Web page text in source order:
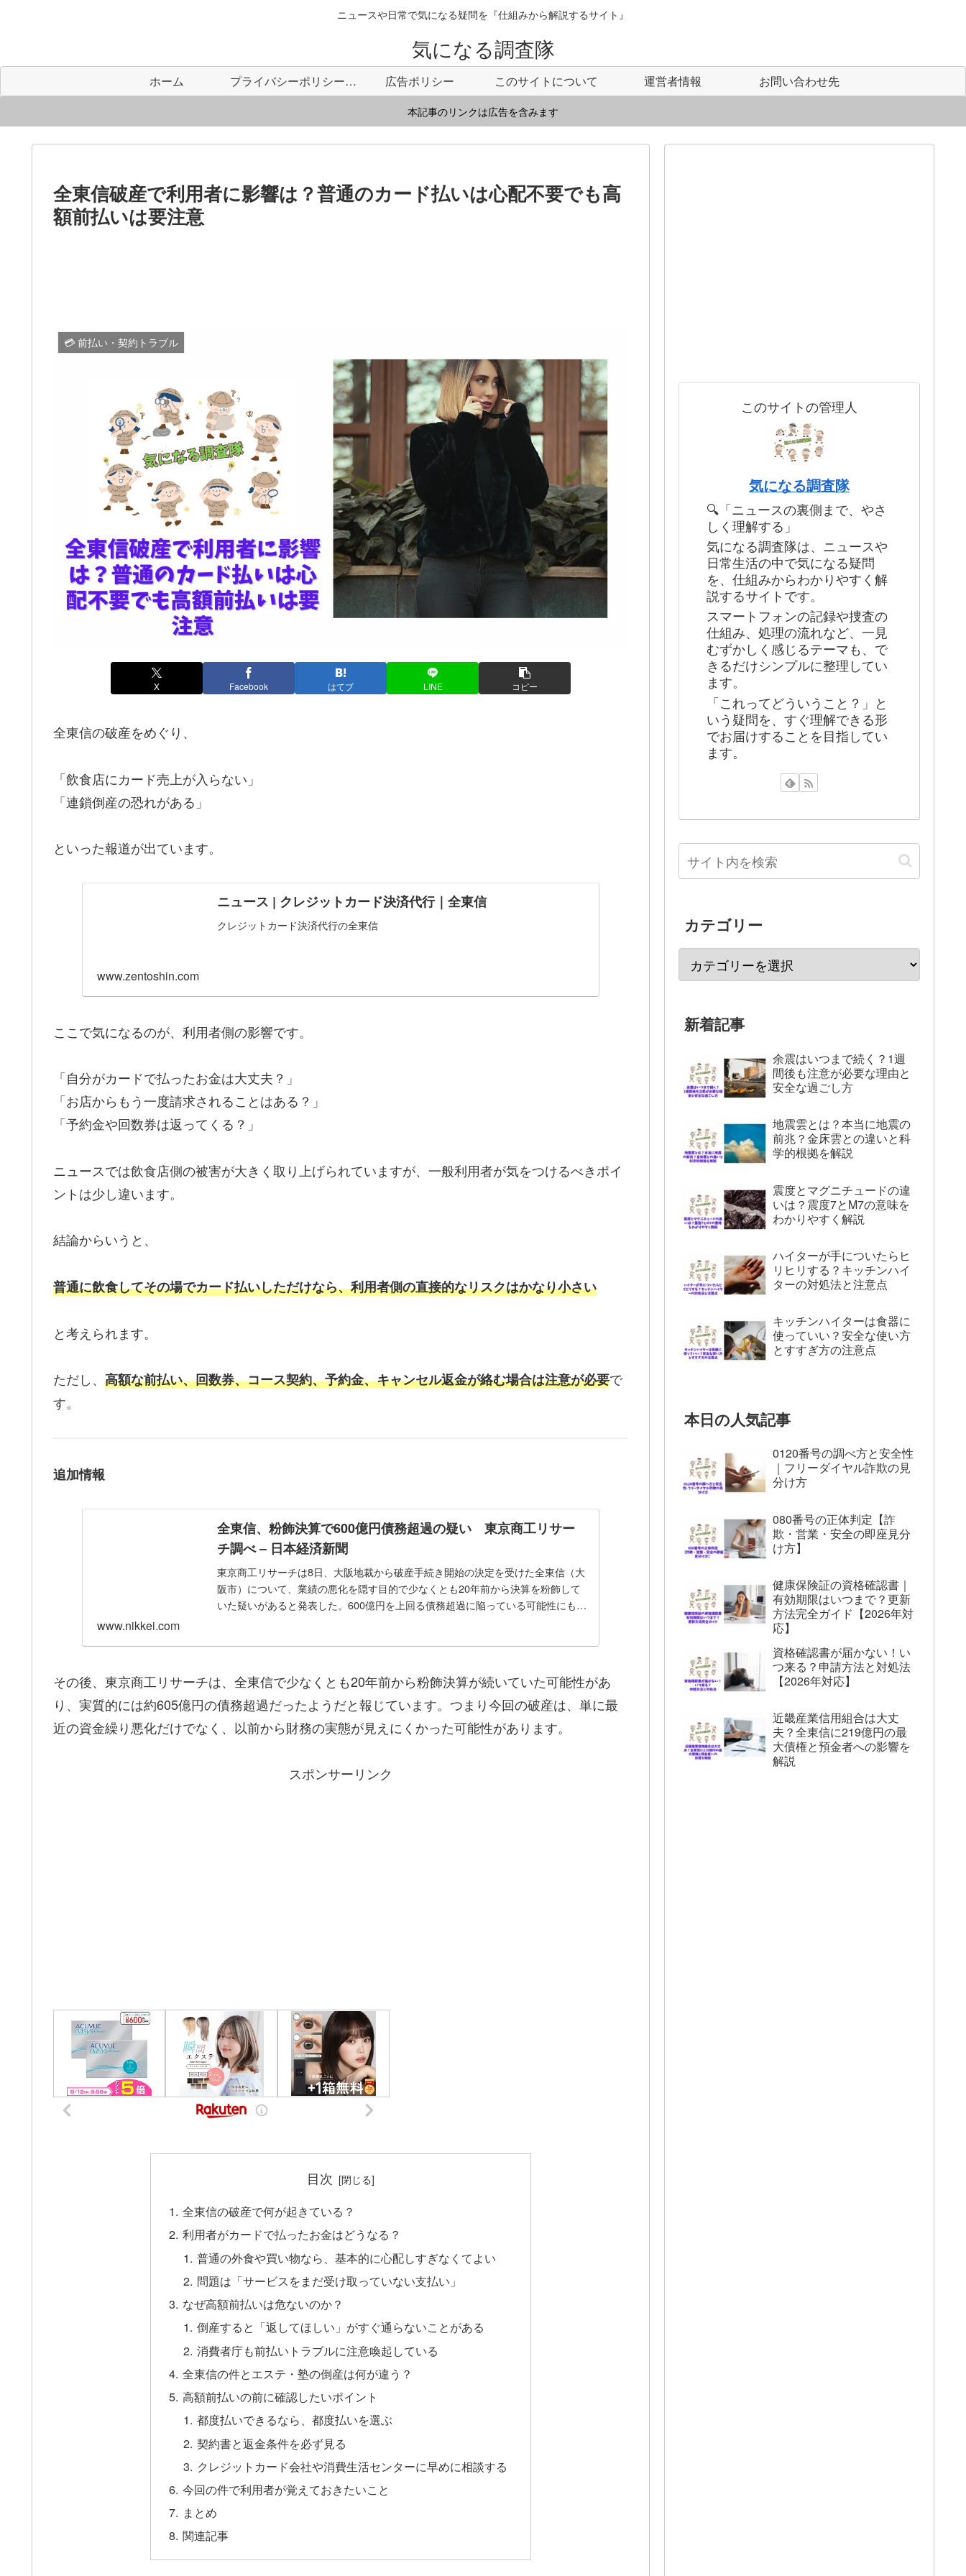
ニュースや日常で気になる疑問を『仕組みから解説するサイト』
気になる調査隊
ホーム プライバシーポリシー・免責事項 広告ポリシー このサイトについて 運営者情報 お問い合わせ先
本記事のリンクは広告を含みます
全東信破産で利用者に影響は？普通のカード払いは心配不要でも高
額前払いは要注意
💳 前払い・契約トラブル
X Facebook はてブ LINE コピー
全東信の破産をめぐり、
「飲食店にカード売上が入らない」
「連鎖倒産の恐れがある」
といった報道が出ています。
ニュース | クレジットカード決済代行｜全東信
クレジットカード決済代行の全東信
www.zentoshin.com
ここで気になるのが、利用者側の影響です。
「自分がカードで払ったお金は大丈夫？」
「お店からもう一度請求されることはある？」
「予約金や回数券は返ってくる？」
ニュースでは飲食店側の被害が大きく取り上げられていますが、一般利用者が気をつけるべきポイ
ントは少し違います。
結論からいうと、
普通に飲食してその場でカード払いしただけなら、利用者側の直接的なリスクはかなり小さい
と考えられます。
ただし、 高額な前払い、回数券、コース契約、予約金、キャンセル返金が絡む場合は注意が必要で
す。
追加情報
全東信、粉飾決算で600億円債務超過の疑い 東京商工リサー
チ調べ – 日本経済新聞
東京商工リサーチは8日、大阪地裁から破産手続き開始の決定を受けた全東信（大
阪市）について、業績の悪化を隠す目的で少なくとも20年前から決算を粉飾して
いた疑いがあると発表した。600億円を上回る債務超過に陥っている可能性にも言
www.nikkei.com
その後、東京商工リサーチは、全東信で少なくとも20年前から粉飾決算が続いていた可能性があ
り、実質的には約605億円の債務超過だったようだと報じています。つまり今回の破産は、単に最
近の資金繰り悪化だけでなく、以前から財務の実態が見えにくかった可能性があります。
スポンサーリンク
目次
全東信の破産で何が起きている？
利用者がカードで払ったお金はどうなる？
普通の外食や買い物なら、基本的に心配しすぎなくてよい
問題は「サービスをまだ受け取っていない支払い」
なぜ高額前払いは危ないのか？
倒産すると「返してほしい」がすぐ通らないことがある
消費者庁も前払いトラブルに注意喚起している
全東信の件とエステ・塾の倒産は何が違う？
高額前払いの前に確認したいポイント
都度払いできるなら、都度払いを選ぶ
契約書と返金条件を必ず見る
クレジットカード会社や消費生活センターに早めに相談する
今回の件で利用者が覚えておきたいこと
まとめ
関連記事
このサイトの管理人
気になる調査隊
🔍「ニュースの裏側まで、やさ
しく理解する」
気になる調査隊は、ニュースや
日常生活の中で気になる疑問
を、仕組みからわかりやすく解
説するサイトです。
スマートフォンの記録や捜査の
仕組み、処理の流れなど、一見
むずかしく感じるテーマも、で
きるだけシンプルに整理してい
ます。
「これってどういうこと？」と
いう疑問を、すぐ理解できる形
でお届けすることを目指してい
ます。
カテゴリー
新着記事
余震はいつまで続く？1週
間後も注意が必要な理由と
安全な過ごし方
地震雲とは？本当に地震の
前兆？金床雲との違いと科
学的根拠を解説
震度とマグニチュードの違
いは？震度7とM7の意味を
わかりやすく解説
ハイターが手についたらヒ
リヒリする？キッチンハイ
ターの対処法と注意点
キッチンハイターは食器に
使っていい？安全な使い方
とすすぎ方の注意点
本日の人気記事
0120番号の調べ方と安全性
｜フリーダイヤル詐欺の見
分け方
080番号の正体判定【詐
欺・営業・安全の即座見分
け方】
健康保険証の資格確認書｜
有効期限はいつまで？更新
方法完全ガイド【2026年対
応】
資格確認書が届かない！い
つ来る？申請方法と対処法
【2026年対応】
近畿産業信用組合は大丈
夫？全東信に219億円の最
大債権と預金者への影響を
解説